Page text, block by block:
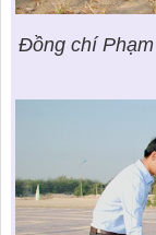
Đồng chí